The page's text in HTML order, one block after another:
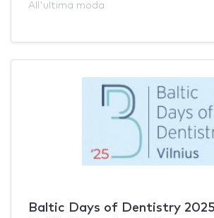
All'ultima moda
Baltic Days of Dentistry 2025